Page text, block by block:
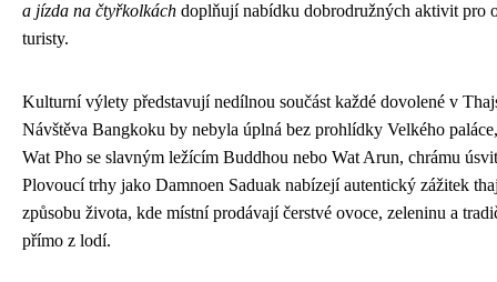
a jízda na čtyřkolkách doplňují nabídku dobrodružných aktivit pro
turisty.
Kulturní výlety představují nedílnou součást každé dovolené v
Návštěva Bangkoku by nebyla úplná bez prohlídky Velkého
Wat Pho se slavným ležícím Buddhou nebo Wat Arun, chrámu
Plovoucí trhy jako Damnoen Saduak nabízejí autentický zážitek
způsobu života, kde místní prodávají čerstvé ovoce, zeleninu a
přímo z lodí.